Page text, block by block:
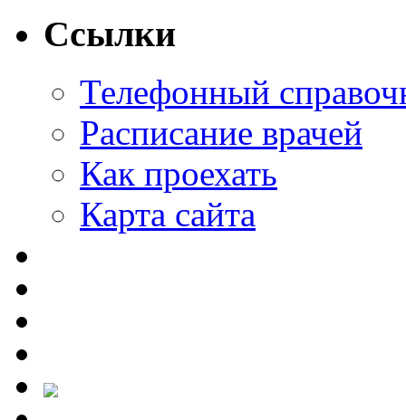
Ссылки
Телефонный
Расписание врачей
Как проехать
Карта сайта